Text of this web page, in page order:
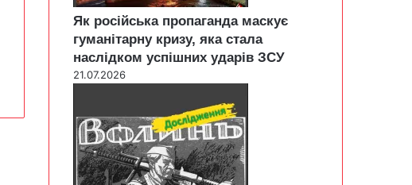
Як російська пропаганда маскує
гуманітарну кризу, яка стала
наслідком успішних ударів ЗСУ
21.07.2026